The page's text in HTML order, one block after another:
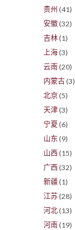
贵州 (41)
安徽 (32)
吉林 (1)
上海 (3)
云南 (20)
内蒙古 (3)
北京 (5)
天津 (3)
宁夏 (6)
山东 (9)
山西 (15)
广西 (32)
新疆 (1)
江苏 (28)
河北 (13)
河南 (19)